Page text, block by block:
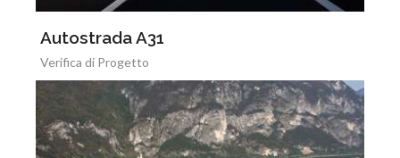
Autostrada A31
Verifica di Progetto